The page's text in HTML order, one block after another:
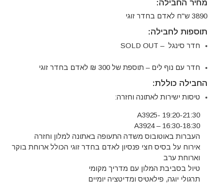
מחיר החבילה:
3890 ש"ח לאדם בחדר זוגי
תוספות לחבילה:
חדר סינגל – SOLD OUT
חדר עם נוף לים – תוספת של 300 ₪ לאדם בחדר זוגי
החבילה כוללת:
טיסות ישירות לאתונה וחזרה:
A3925- 19:20-21:30
A3924 – 16:30-18:30
העברות באוטובוס משדה התעופה באתונה למלון וחזרה
אירוח על בסיס חצי פנסיון לאדם בחדר זוגי הכולל ארוחת בוקר
וארוחת ערב
טיול בסביבת המלון עם מדריך מקומי
תרגולי יוגה, פילאטיס ומדיטציה יומיים